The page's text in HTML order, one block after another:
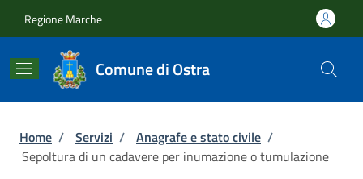
Regione Marche
Comune di Ostra
Briciole di pane
Home / Servizi / Anagrafe e stato civile /
Sepoltura di un cadavere per inumazione o tumulazione